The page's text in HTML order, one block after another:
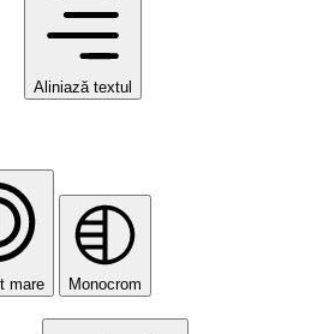
Aliniază textul
mare Monocrom